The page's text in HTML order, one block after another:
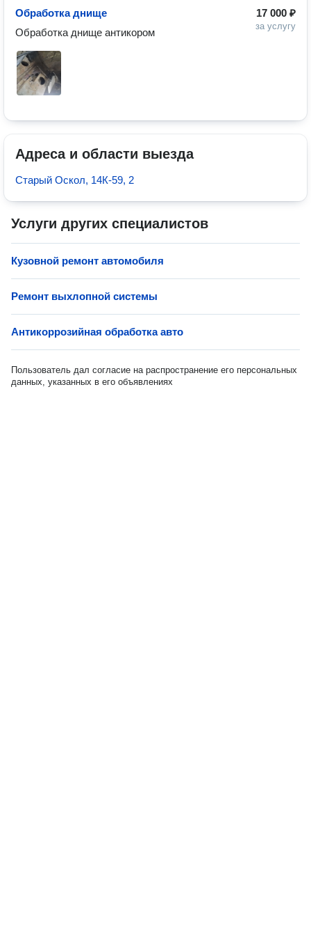
17 000 ₽
за услугу
Обработка днище
Обработка днище антикором
Адреса и области выезда
Старый Оскол, 14К-59, 2
Услуги других специалистов
Кузовной ремонт автомобиля
Ремонт выхлопной системы
Антикоррозийная обработка авто
Пользователь дал согласие на распространение его персональных
данных, указанных в его объявлениях